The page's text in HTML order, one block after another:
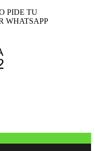
PIDE TU
WHATSAPP